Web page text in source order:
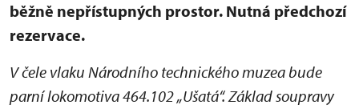
běžně nepřístupných prostor. Nutná předchozí
rezervace.
V čele vlaku Národního technického muzea bude
parní lokomotiva 464.102 „Ušatá“. Základ soupravy